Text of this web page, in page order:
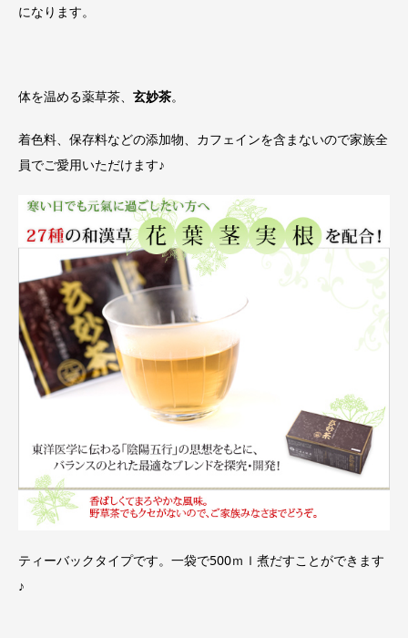
になります。
体を温める薬草茶、 玄妙茶。
着色料、保存料などの添加物、カフェインを含まないので家族全
員でご愛用いただけます♪
ティーバックタイプです。一袋で500ｍｌ煮だすことができます
♪